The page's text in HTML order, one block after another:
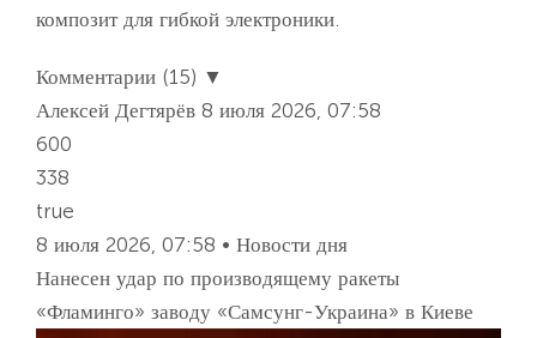
композит для гибкой электроники.
Комментарии (15) ▼
Алексей Дегтярёв 8 июля 2026, 07:58
600
338
true
8 июля 2026, 07:58 • Новости дня
Нанесен удар по производящему ракеты
«Фламинго» заводу «Самсунг-Украина» в Киеве